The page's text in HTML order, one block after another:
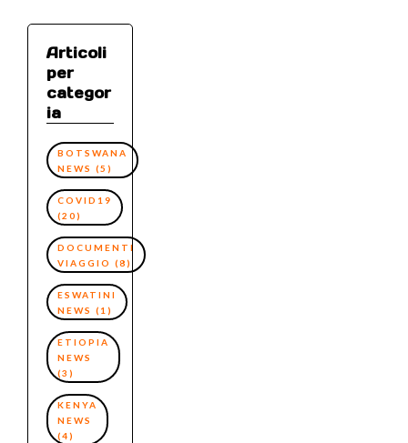
Articoli
per
categor
ia
BOTSWANA
NEWS (5)
COVID19
(20)
DOCUMENTI
VIAGGIO (8)
ESWATINI
NEWS (1)
ETIOPIA
NEWS
(3)
KENYA
NEWS
(4)